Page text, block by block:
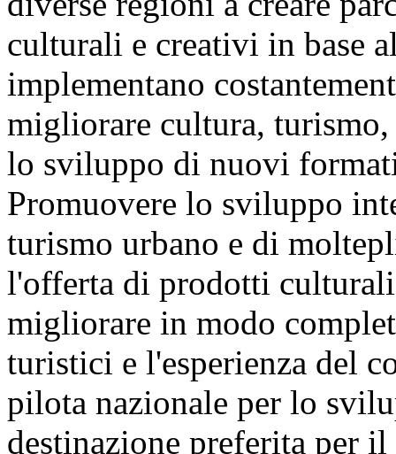
culturali e creativi in base
implementano
migliorare cultura, turismo,
lo sviluppo di nuovi
Promuovere lo sviluppo
turismo urbano e di
l'offerta di prodotti
migliorare in modo
turistici e l'esperienza del
pilota nazionale per lo
destinazione preferita per